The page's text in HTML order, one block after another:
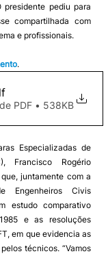
presidente pediu para
compartilhada com
e profissionais.
.
PDF • 538KB
Especializadas de
Francisco Rogério
juntamente com a
Engenheiros Civis
estudo comparativo
e as resoluções
em que evidencia as
técnicos. “Vamos